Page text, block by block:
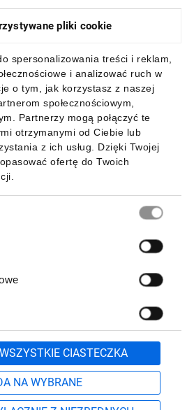
pliki cookie
spersonalizowania treści i reklam,
i analizować ruch w
o tym, jak korzystasz z naszej
społecznościowym,
Partnerzy mogą połączyć te
otrzymanymi od Ciebie lub
z ich usług. Dzięki Twojej
ofertę do Twoich
CIASTECZKA
NA WYBRANE
aplikację mobilną:
700 lub
71 37 61 600
kontaktowy